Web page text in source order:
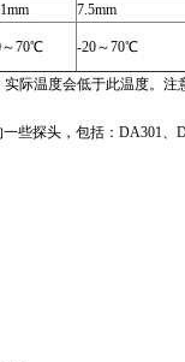
7.5mm
～70℃ -20～70℃
际温度会低于此温度。注
些探头，包括：DA301、